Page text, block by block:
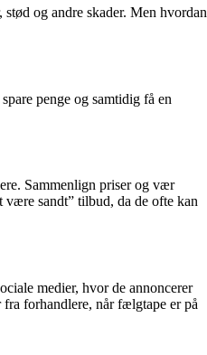
og andre skader. Men hvordan
penge og samtidig få en
Sammenlign priser og vær
sandt” tilbud, da de ofte kan
medier, hvor de annoncerer
forhandlere, når fælgtape er på